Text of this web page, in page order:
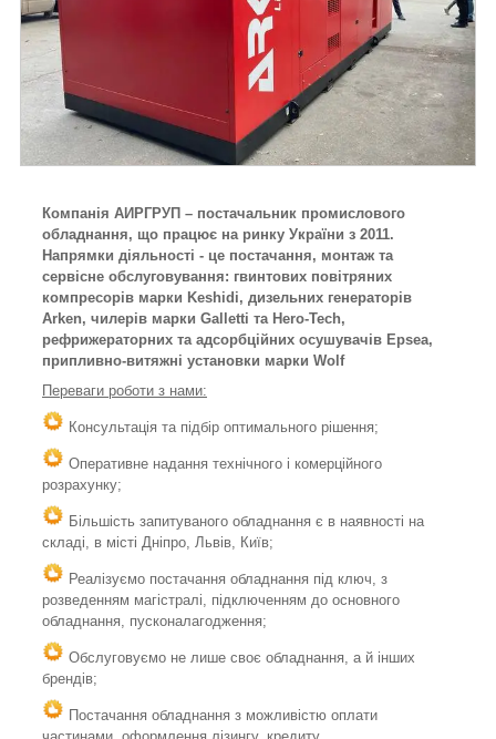
Компанія АИРГРУП – постачальник промислового
обладнання, що працює на ринку України з 2011.
Напрямки діяльності - це постачання, монтаж та
сервісне обслуговування: гвинтових повітряних
компресорів марки Keshidi, дизельних генераторів
Arken, чилерів марки Galletti та Hero-Tech,
рефрижераторних та адсорбційних осушувачів Epsea,
припливно-витяжні установки марки Wolf
Переваги роботи з нами:
Консультація та підбір оптимального рішення;
Оперативне надання технічного і комерційного
розрахунку;
Більшість запитуваного обладнання є в наявності на
складі, в місті Дніпро, Львів, Київ;
Реалізуємо постачання обладнання під ключ, з
розведенням магістралі, підключенням до основного
обладнання, пусконалагодження;
Обслуговуємо не лише своє обладнання, а й інших
брендів;
Постачання обладнання з можливістю оплати